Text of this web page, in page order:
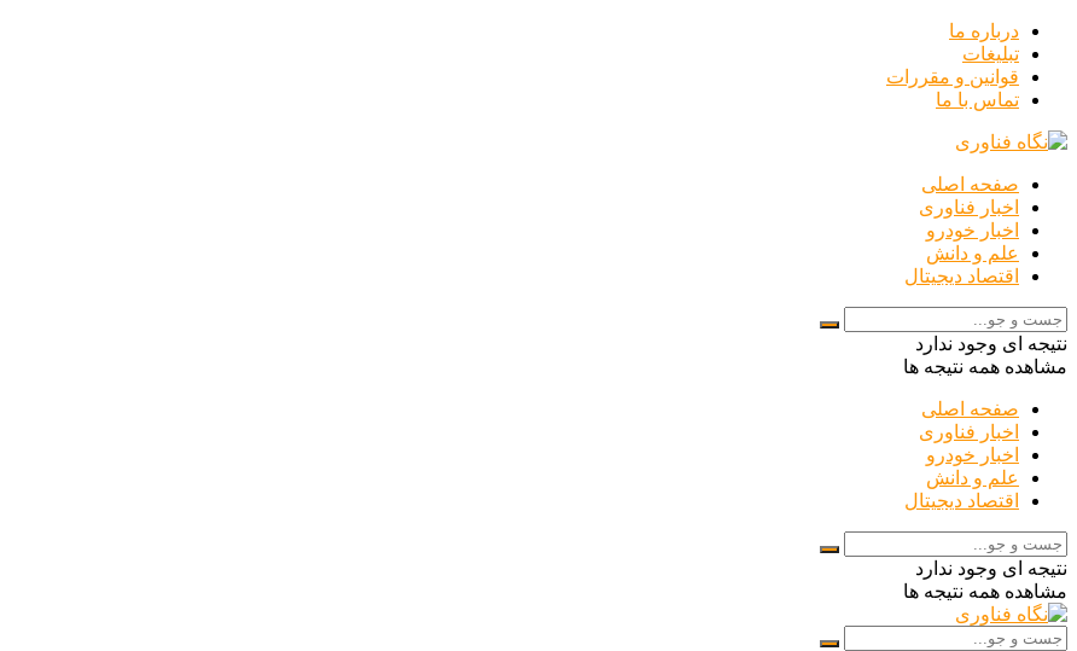
درباره ما
تبلیغات
قوانین و مقررات
تماس با ما
صفحه اصلی
اخبار فناوری
اخبار خودرو
علم و دانش
اقتصاد دیجیتال
نتیجه ای وجود ندارد
مشاهده همه نتیجه ها
صفحه اصلی
اخبار فناوری
اخبار خودرو
علم و دانش
اقتصاد دیجیتال
نتیجه ای وجود ندارد
مشاهده همه نتیجه ها